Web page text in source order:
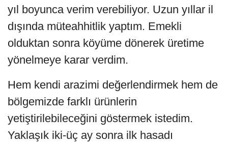
yıl boyunca verim verebiliyor. Uzun yıllar il
dışında müteahhitlik yaptım. Emekli
olduktan sonra köyüme dönerek üretime
yönelmeye karar verdim.
Hem kendi arazimi değerlendirmek hem de
bölgemizde farklı ürünlerin
yetiştirilebileceğini göstermek istedim.
Yaklaşık iki-üç ay sonra ilk hasadı